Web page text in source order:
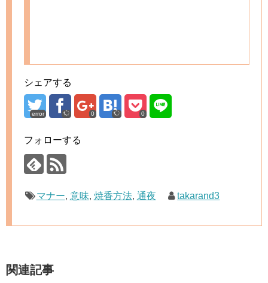
シェアする
error 0 0
フォローする
マナー, 意味, 焼香方法, 通夜 takarand3
関連記事